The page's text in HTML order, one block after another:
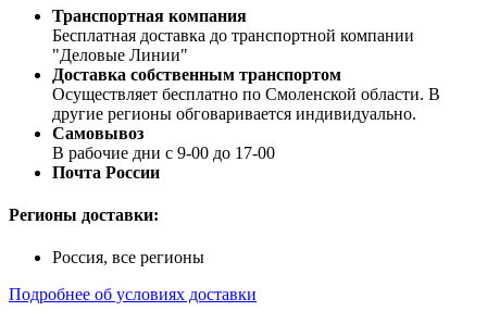
Транспортная компания
Бесплатная доставка до транспортной компании
"Деловые Линии"
Доставка собственным транспортом
Осуществляет бесплатно по Смоленской области. В
другие регионы обговаривается индивидуально.
Самовывоз
В рабочие дни с 9-00 до 17-00
Почта России
Регионы доставки:
Россия, все регионы
Подробнее об условиях доставки